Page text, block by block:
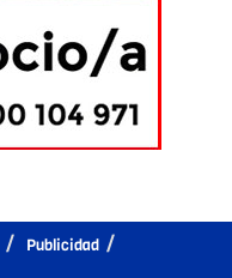
Publicidad